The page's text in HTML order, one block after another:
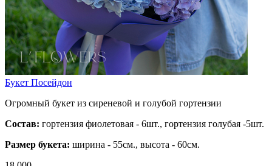
Букет Посейдон
Огромный букет из сиреневой и голубой гортензии
Состав: гортензия фиолетовая - 6шт., гортензия голубая -5шт.
Размер букета: ширина - 55см., высота - 60см.